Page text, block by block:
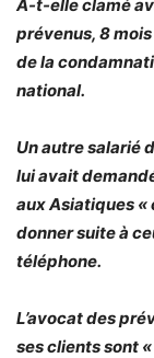
A-t-elle clamé
prévenus, 8
de la
national.
Un autre salarié
lui avait
aux Asiatiques «
donner suite à
téléphone.
L’avocat des
ses clients sont «